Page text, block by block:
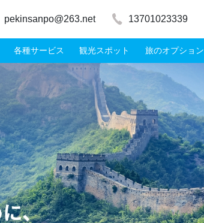
pekinsanpo@263.net 13701023339
各種サービス 観光スポット 旅のオプション